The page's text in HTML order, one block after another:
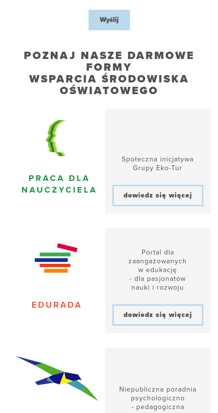
Wyślij
POZNAJ NASZE DARMOWE
FORMY
WSPARCIA ŚRODOWISKA
OŚWIATOWEGO
Społeczna inicjatywa
Grupy Eko-Tur
dowiedz się więcej
Portal dla
zaangażowanych
w edukację
- dla pasjonatów
nauki i rozwoju
dowiedz się więcej
Niepubliczna poradnia
psychologiczno
- pedagogiczna